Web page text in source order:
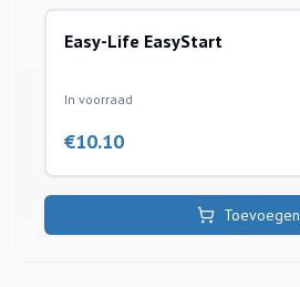
waterbehandeling
Easy-Life EasyStart
In voorraad
€10.10
Toevoegen